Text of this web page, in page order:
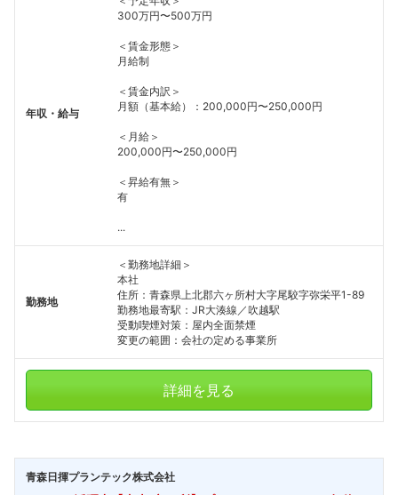
年収・給与
300万円〜500万円
＜賃金形態＞
月給制
＜賃金内訳＞
月額（基本給）：200,000円〜250,000円
＜月給＞
200,000円〜250,000円
＜昇給有無＞
有
...
勤務地
＜勤務地詳細＞
本社
住所：青森県上北郡六ヶ所村大字尾駮字弥栄平1-89
勤務地最寄駅：JR大湊線／吹越駅
受動喫煙対策：屋内全面禁煙
変更の範囲：会社の定める事業所
詳細を見る
青森日揮プランテック株式会社